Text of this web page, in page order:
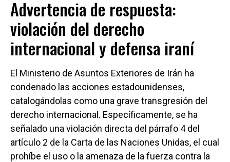
Advertencia de respuesta:
violación del derecho
internacional y defensa iraní
El Ministerio de Asuntos Exteriores de Irán ha
condenado las acciones estadounidenses,
catalogándolas como una grave transgresión del
derecho internacional. Específicamente, se ha
señalado una violación directa del párrafo 4 del
artículo 2 de la Carta de las Naciones Unidas, el cual
prohíbe el uso o la amenaza de la fuerza contra la